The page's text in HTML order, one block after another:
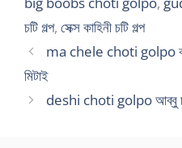
চটি গল্প, সেক্স কাহিনী চটি গল্প
ma chele choti golpo
মিটাই
deshi choti golpo আব্বু